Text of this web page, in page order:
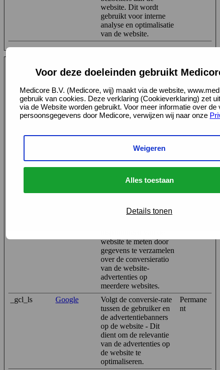
Voor deze doeleinden gebruikt
Medicore B.V. (Medicore, wij) maakt via de website,
gebruik van cookies. Deze verklaring (Cookieverklaring) zet
via de Website worden gebruikt. Voor meer informatie over de
persoonsgegevens door Medicore, verwijzen wij naar onze
Weigeren
Alles toestaan
Details tonen
website. Dit wordt
gebruikt voor interne
analyse en optimalisatie
van de website.
Marketing (18)
Marketing cookies worden gebruikt om bezoekers te volgen,
zodat wij bijvoorbeeld relevantere advertenties kunnen tonen aan
individuele bezoekers.
Inc.
Gebruikt door
advertentieproducten te
bieden van externe
adverteerders.
Wordt gebruikt om de
efficiëntie van de
website te meten door
gegevens te verzamelen
over de conversieratio
van de website-
advertenties op
meerdere websites.
_gcl_ls Google
Volgt de conversie-rate
tussen de gebruiker en
de advertentiebanners
op de website - Dit
dient om de relevantie
van de advertenties op
de website te
optimaliseren.
Permane
nt